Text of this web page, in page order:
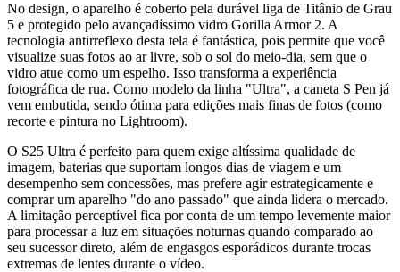
No design, o aparelho é coberto pela durável liga de Titânio de Grau
5 e protegido pelo avançadíssimo vidro Gorilla Armor 2. A
tecnologia antirreflexo desta tela é fantástica, pois permite que você
visualize suas fotos ao ar livre, sob o sol do meio-dia, sem que o
vidro atue como um espelho. Isso transforma a experiência
fotográfica de rua. Como modelo da linha "Ultra", a caneta S Pen já
vem embutida, sendo ótima para edições mais finas de fotos (como
recorte e pintura no Lightroom).
O S25 Ultra é perfeito para quem exige altíssima qualidade de
imagem, baterias que suportam longos dias de viagem e um
desempenho sem concessões, mas prefere agir estrategicamente e
comprar um aparelho "do ano passado" que ainda lidera o mercado.
A limitação perceptível fica por conta de um tempo levemente maior
para processar a luz em situações noturnas quando comparado ao
seu sucessor direto, além de engasgos esporádicos durante trocas
extremas de lentes durante o vídeo.